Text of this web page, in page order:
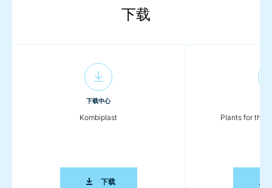
下载
下载中心
Kombiplast
下载KOMBIPLAST
Plants for the